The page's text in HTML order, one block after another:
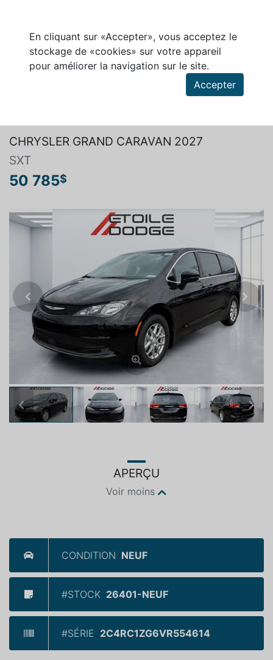
En cliquant sur «Accepter», vous acceptez le
stockage de «cookies» sur votre appareil
pour améliorer la navigation sur le site.
Accepter
CHRYSLER GRAND CARAVAN 2027
SXT
50 785$
Previous Next
Previous Next
APERÇU
Voir moins
CONDITION NEUF
#STOCK 26401-NEUF
#SÉRIE 2C4RC1ZG6VR554614